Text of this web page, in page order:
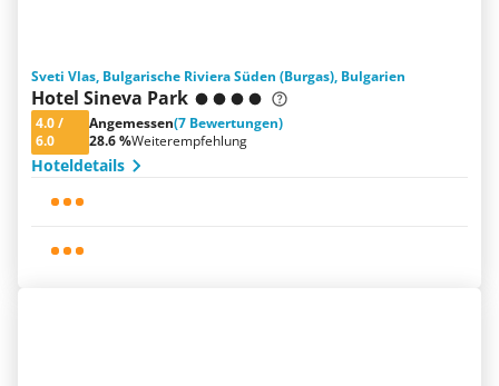
Sveti Vlas, Bulgarische Riviera Süden (Burgas), Bulgarien
Hotel Sineva Park
4.0/
6.0
Angemessen(7 Bewertungen)
28.6 %Weiterempfehlung
Hoteldetails